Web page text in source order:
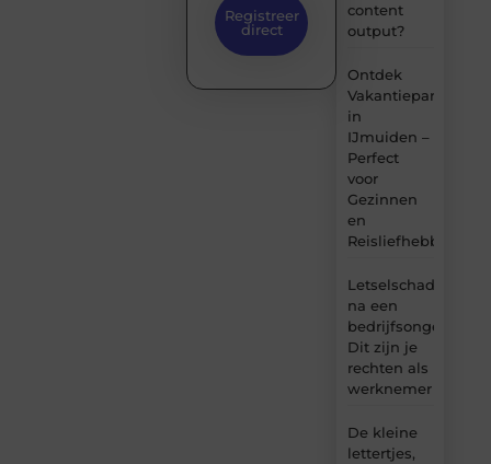
content
output?
Ontdek
Vakantiepark
in
IJmuiden –
Perfect
voor
Gezinnen
en
Reisliefhebbers
Letselschade
na een
bedrijfsongeval:
Dit zijn je
rechten als
werknemer
De kleine
lettertjes,
Registreer
direct